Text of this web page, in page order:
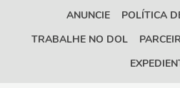
ANUNCIE
POLÍTICA
TRABALHE NO DOL